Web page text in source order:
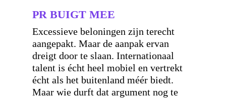
PR BUIGT MEE
Excessieve beloningen zijn terecht
aangepakt. Maar de aanpak ervan
dreigt door te slaan. Internationaal
talent is écht heel mobiel en vertrekt
écht als het buitenland méér biedt.
Maar wie durft dat argument nog te